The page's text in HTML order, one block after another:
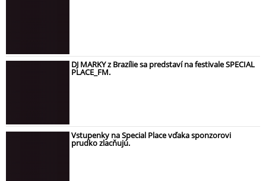
DJ MARKY z Brazílie sa predstaví na festivale SPECIAL
PLACE_FM.
Vstupenky na Special Place vďaka sponzorovi
prudko zlacňujú.